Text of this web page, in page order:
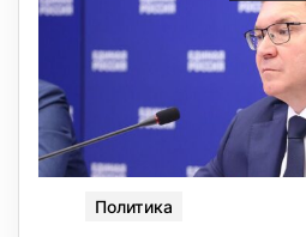
Политика